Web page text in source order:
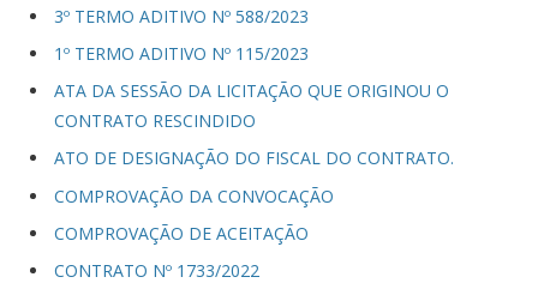
3º TERMO ADITIVO Nº 588/2023
1º TERMO ADITIVO Nº 115/2023
ATA DA SESSÃO DA LICITAÇÃO QUE ORIGINOU O
CONTRATO RESCINDIDO
ATO DE DESIGNAÇÃO DO FISCAL DO CONTRATO.
COMPROVAÇÃO DA CONVOCAÇÃO
COMPROVAÇÃO DE ACEITAÇÃO
CONTRATO Nº 1733/2022